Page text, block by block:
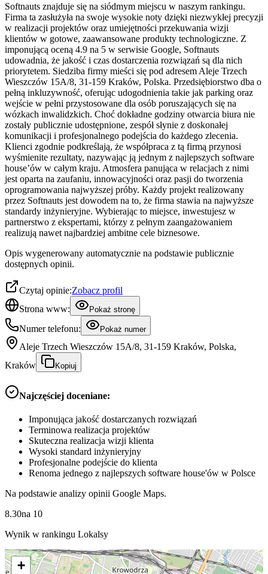
Softnauts znajduje się na siódmym miejscu w naszym rankingu.
Firma ta zasłużyła na swoje wysokie noty dzięki niezwykłej precyzji
w realizacji projektów oraz umiejętności przekuwania wizji
klientów w gotowe, zaawansowane produkty technologiczne. Z
imponującą oceną 4.9 na 5 w serwisie Google, Softnauts
udowadnia, że jakość i czas dostarczenia rozwiązań są dla nich
priorytetem. Siedziba firmy mieści się pod adresem Aleje Trzech
Wieszczów 15A/8, 31-159 Kraków, Polska. Przedsiębiorstwo dba o
pełną inkluzywność, oferując udogodnienia takie jak parking oraz
wejście w pełni przystosowane dla osób poruszających się na
wózkach inwalidzkich. Choć dokładne godziny otwarcia biura nie
zostały publicznie udostępnione, zespół słynie z doskonałej
komunikacji i profesjonalnego podejścia do każdego zlecenia.
Klienci zgodnie podkreślają, że współpraca z tą firmą przynosi
wyśmienite rezultaty, nazywając ją jednym z najlepszych software
house’ów w całym kraju. Atmosfera panująca w relacjach z nimi
jest oparta na zaufaniu, innowacyjności oraz pasji do tworzenia
oprogramowania najwyższej próby. Każdy projekt realizowany
przez Softnauts jest dowodem na to, że firma stawia na najwyższe
standardy inżynieryjne. Wybierając to miejsce, inwestujesz w
partnerstwo z ekspertami, którzy z pełnym zaangażowaniem
realizują nawet najbardziej ambitne cele biznesowe.
Opis wygenerowany automatycznie na podstawie publicznie
dostępnych opinii.
Czytaj opinie:Zobacz profil
Strona www:
Pokaż stronę
Numer telefonu: Pokaż numer
Aleje Trzech Wieszczów 15A/8, 31-159 Kraków, Polska,
Kraków
Kopiuj
Najczęściej doceniane:
Imponująca jakość dostarczanych rozwiązań
Terminowa realizacja projektów
Skuteczna realizacja wizji klienta
Wysoki standard inżynieryjny
Profesjonalne podejście do klienta
Renoma jednego z najlepszych software house'ów w Polsce
Na podstawie analizy opinii Google Maps.
8.30na 10
Wynik w rankingu Lokalsy
+